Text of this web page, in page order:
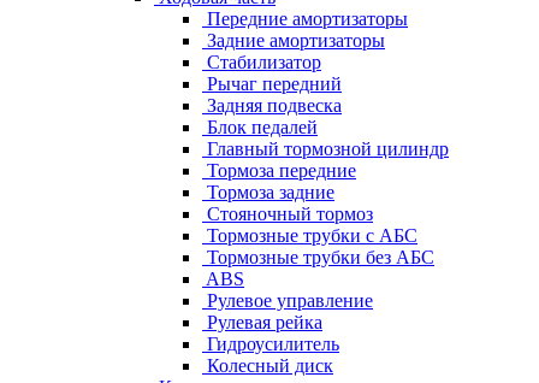
Передние амортизаторы
Задние амортизаторы
Стабилизатор
Рычаг передний
Задняя подвеска
Блок педалей
Главный тормозной цилиндр
Тормоза передние
Тормоза задние
Стояночный тормоз
Тормозные трубки с АБС
Тормозные трубки без АБС
ABS
Рулевое управление
Рулевая рейка
Гидроусилитель
Колесный диск